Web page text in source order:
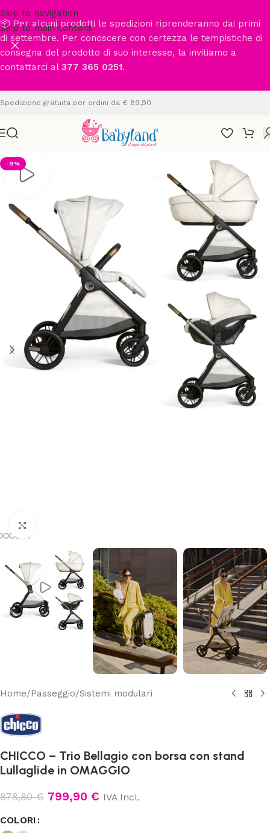
Skip to navigation
Skip to main content
📦 Per alcuni prodotti le spedizioni riprenderanno dai primi
di settembre. Per conoscere con certezza le tempistiche di
consegna del prodotto di suo interesse, la invitiamo a
contattarci al 377 365 0251.
Spedizione gratuita per ordini da € 89,90
-9%
Home/Passeggio/Sistemi modulari
CHICCO – Trio Bellagio con borsa con stand
Lullaglide in OMAGGIO
878,80€ 799,90 € IVA Incl.
COLORI